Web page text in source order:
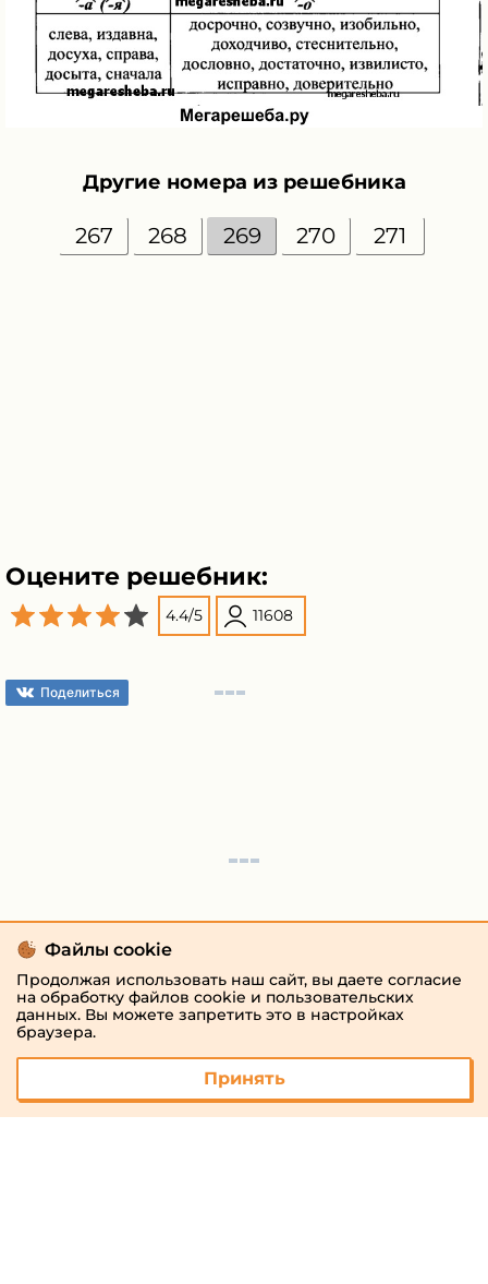
Другие номера из решебника
267 268 269 270 271
Оцените решебник:
4.4/5 11608
Поделиться
Файлы cookie
Продолжая использовать наш сайт, вы даете согласие
на обработку файлов cookie и пользовательских
данных. Вы можете запретить это в настройках
браузера.
Принять